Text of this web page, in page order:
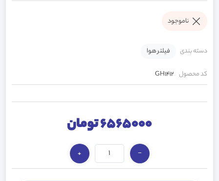
ناموجود
دسته بندی فیلتر هوا
کد محصول GH1412
6565000 تومان
−
+